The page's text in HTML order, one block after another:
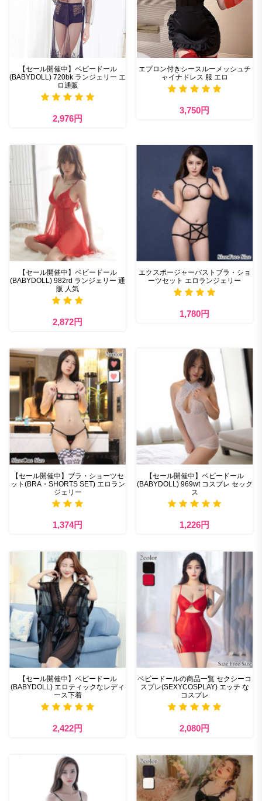
【セール開催中】ベビードール
(BABYDOLL) 720bk ランジェリー エ
ロ通販
2,976円
エプロン付きシースルーメッシュチ
ャイナドレス 服 エロ
3,750円
【セール開催中】ベビードール
(BABYDOLL) 982rd ランジェリー 通
販 人気
2,872円
エクスポージャーバストブラ・ショ
ーツセット エロランジェリー
1,780円
【セール開催中】ブラ・ショーツセ
ット(BRA・SHORTS SET) エロラン
ジェリー
1,374円
【セール開催中】ベビードール
(BABYDOLL) 969wt コスプレ セック
ス
1,226円
【セール開催中】ベビードール
(BABYDOLL) エロティックなレディ
ース下着
2,422円
ベビードールの商品一覧 セクシーコ
スプレ(SEXYCOSPLAY) エッチ な
コスプレ
2,080円